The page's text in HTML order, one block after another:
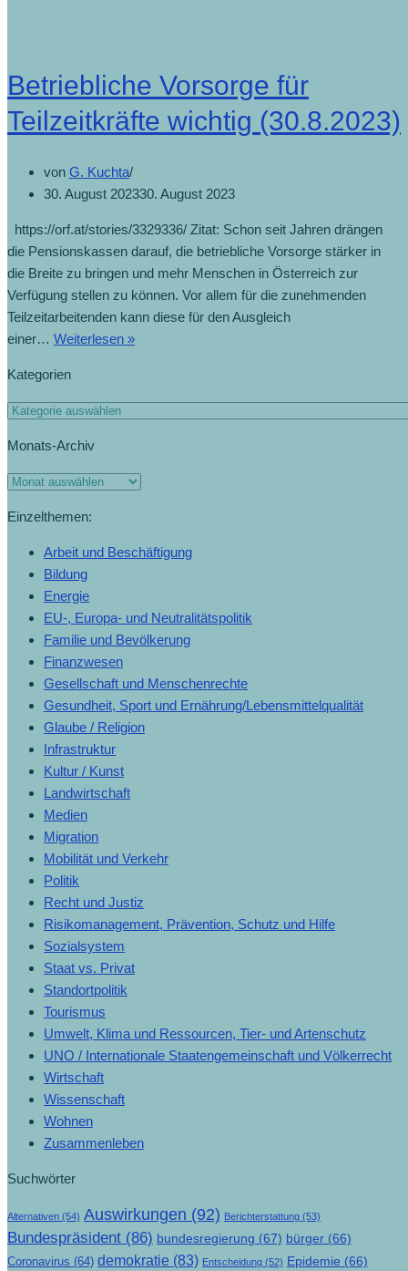
Betriebliche Vorsorge für
Teilzeitkräfte wichtig (30.8.2023)
von G. Kuchta
30. August 202330. August 2023
https://orf.at/stories/3329336/ Zitat: Schon seit Jahren drängen
die Pensionskassen darauf, die betriebliche Vorsorge stärker in
die Breite zu bringen und mehr Menschen in Österreich zur
Verfügung stellen zu können. Vor allem für die zunehmenden
Teilzeitarbeitenden kann diese für den Ausgleich
einer… Weiterlesen »
Kategorien
Monats-Archiv
Einzelthemen:
Arbeit und Beschäftigung
Bildung
Energie
EU-, Europa- und Neutralitätspolitik
Familie und Bevölkerung
Finanzwesen
Gesellschaft und Menschenrechte
Gesundheit, Sport und Ernährung/Lebensmittelqualität
Glaube / Religion
Infrastruktur
Kultur / Kunst
Landwirtschaft
Medien
Migration
Mobilität und Verkehr
Politik
Recht und Justiz
Risikomanagement, Prävention, Schutz und Hilfe
Sozialsystem
Staat vs. Privat
Standortpolitik
Tourismus
Umwelt, Klima und Ressourcen, Tier- und Artenschutz
UNO / Internationale Staatengemeinschaft und Völkerrecht
Wirtschaft
Wissenschaft
Wohnen
Zusammenleben
Suchwörter
Alternativen (54) Auswirkungen (92) Berichterstattung (53)
Bundespräsident (86) bundesregierung (67) bürger (66)
Coronavirus (64) demokratie (83) Entscheidung (52) Epidemie (66)